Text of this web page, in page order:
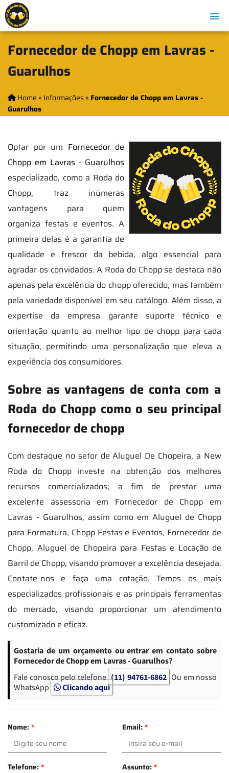
Fornecedor de Chopp em Lavras -
Guarulhos
Home » Informações» Fornecedor de Chopp em Lavras -
Guarulhos
Optar por um Fornecedor de
Chopp em Lavras - Guarulhos
especializado, como a Roda do
Chopp, traz inúmeras
vantagens para quem
organiza festas e eventos. A
primeira delas é a garantia de
qualidade e frescor da bebida, algo essencial para
agradar os convidados. A Roda do Chopp se destaca não
apenas pela excelência do chopp oferecido, mas também
pela variedade disponível em seu catálogo. Além disso, a
expertise da empresa garante suporte técnico e
orientação quanto ao melhor tipo de chopp para cada
situação, permitindo uma personalização que eleva a
experiência dos consumidores.
Sobre as vantagens de conta com a
Roda do Chopp como o seu principal
fornecedor de chopp
Com destaque no setor de Aluguel De Chopeira, a New
Roda do Chopp investe na obtenção dos melhores
recursos comercializados; a fim de prestar uma
excelente assessoria em Fornecedor de Chopp em
Lavras - Guarulhos, assim como em Aluguel de Chopp
para Formatura, Chopp Festas e Eventos, Fornecedor de
Chopp, Aluguel de Chopeira para Festas e Locação de
Barril de Chopp, visando promover a excelência desejada.
Contate-nos e faça uma cotação. Temos os mais
especializados profissionais e as principais ferramentas
do mercado, visando proporcionar um atendimento
customizado e eficaz.
Gostaria de um orçamento ou entrar em contato sobre
Fornecedor de Chopp em Lavras - Guarulhos?
Fale conosco pelo telefone (11) 94761-6862 Ou em nosso
WhatsApp
Clicando aqui
Nome:* Email:*
Telefone:* Assunto:*